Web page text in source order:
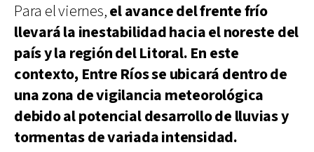
Para el viernes,el avance del frente frío
llevará la inestabilidad hacia el noreste del
país y la región del Litoral. En este
contexto, Entre Ríos se ubicará dentro de
una zona de vigilancia meteorológica
debido al potencial desarrollo de lluvias y
tormentas de variada intensidad.